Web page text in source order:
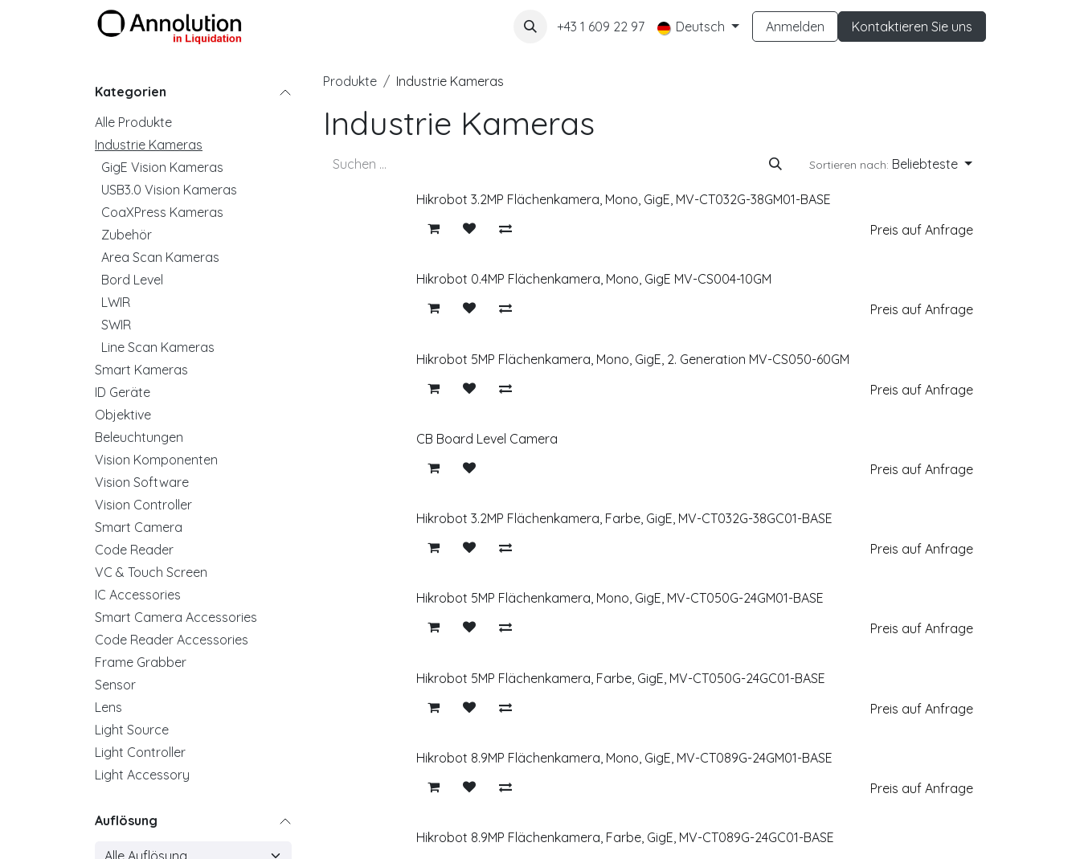
Zum Inhalt springen
+43 1 609 22 97 Deutsch Anmelden Kontaktieren Sie uns
Kategorien
Alle Produkte
Industrie Kameras
GigE Vision Kameras
USB3.0 Vision Kameras
CoaXPress Kameras
Zubehör
Area Scan Kameras
Bord Level
LWIR
SWIR
Line Scan Kameras
Smart Kameras
ID Geräte
Objektive
Beleuchtungen
Vision Komponenten
Vision Software
Vision Controller
Smart Camera
Code Reader
VC & Touch Screen
IC Accessories
Smart Camera Accessories
Code Reader Accessories
Frame Grabber
Sensor
Lens
Light Source
Light Controller
Light Accessory
Auflösung
Produkte Industrie Kameras
Industrie Kameras
Sortieren nach: Beliebteste
Hikrobot 3.2MP Flächenkamera, Mono, GigE, MV-CT032G-38GM01-BASE
Preis auf Anfrage
Hikrobot 0.4MP Flächenkamera, Mono, GigE MV-CS004-10GM
Preis auf Anfrage
Hikrobot 5MP Flächenkamera, Mono, GigE, 2. Generation MV-CS050-60GM
Preis auf Anfrage
CB Board Level Camera
Preis auf Anfrage
Hikrobot 3.2MP Flächenkamera, Farbe, GigE, MV-CT032G-38GC01-BASE
Preis auf Anfrage
Hikrobot 5MP Flächenkamera, Mono, GigE, MV-CT050G-24GM01-BASE
Preis auf Anfrage
Hikrobot 5MP Flächenkamera, Farbe, GigE, MV-CT050G-24GC01-BASE
Preis auf Anfrage
Hikrobot 8.9MP Flächenkamera, Mono, GigE, MV-CT089G-24GM01-BASE
Preis auf Anfrage
Hikrobot 8.9MP Flächenkamera, Farbe, GigE, MV-CT089G-24GC01-BASE